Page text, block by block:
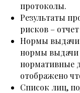
протоколы.
Результаты
рисков –
Нормы выдачи
нормы выдачи
нормативные
отображено
Список лиц,